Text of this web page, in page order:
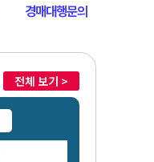
경매대행문의
전체 보기 >